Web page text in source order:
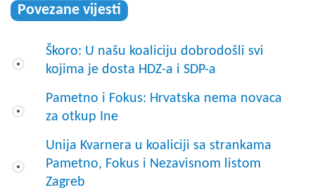
Povezane vijesti
Škoro: U našu koaliciju dobrodošli svi
kojima je dosta HDZ-a i SDP-a
Pametno i Fokus: Hrvatska nema novaca
za otkup Ine
Unija Kvarnera u koaliciji sa strankama
Pametno, Fokus i Nezavisnom listom
Zagreb